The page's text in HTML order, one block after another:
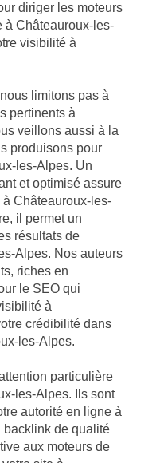
diriger les moteurs
à Châteauroux-les-
visibilité à
limitons pas à
pertinents à
veillons aussi à la
produisons pour
les-Alpes. Un
et optimisé assure
Châteauroux-les-
il permet un
résultats de
Alpes. Nos auteurs
riches en
le SEO qui
à
crédibilité dans
les-Alpes.
particulière
les-Alpes. Ils sont
autorité en ligne à
de qualité
aux moteurs de